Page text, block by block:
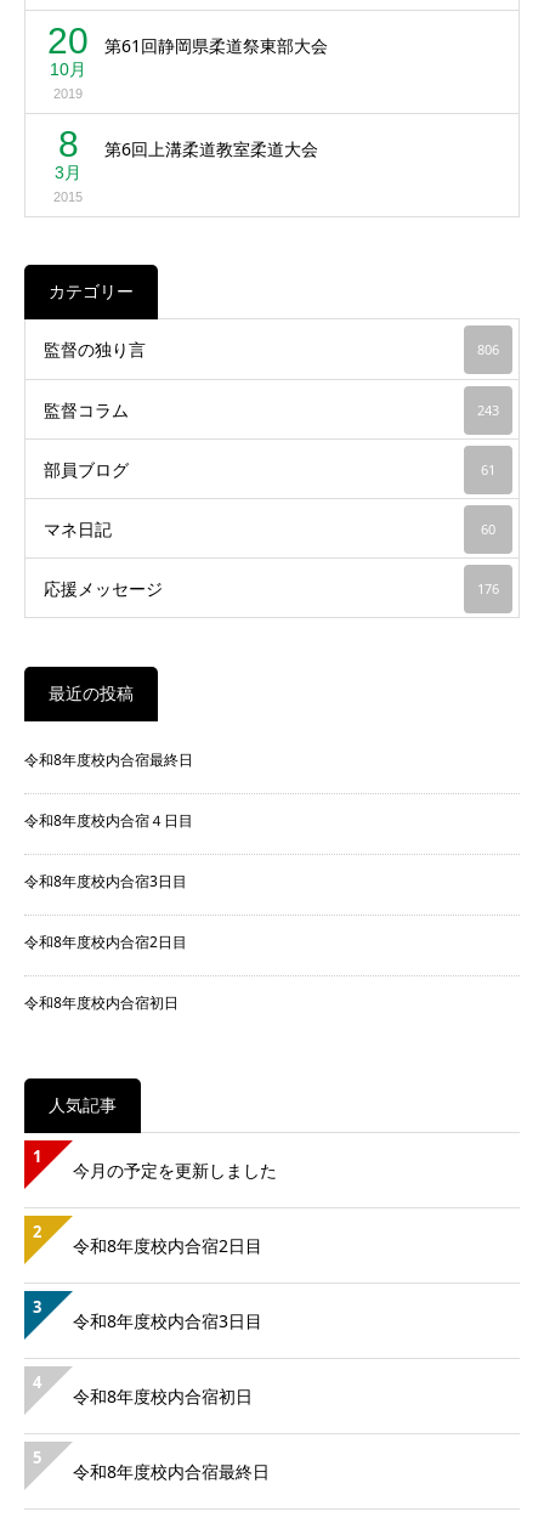
20
10月
2019
第61回静岡県柔道祭東部大会
8
3月
2015
第6回上溝柔道教室柔道大会
カテゴリー
監督の独り言 806
監督コラム 243
部員ブログ 61
マネ日記 60
応援メッセージ 176
最近の投稿
令和8年度校内合宿最終日
令和8年度校内合宿４日目
令和8年度校内合宿3日目
令和8年度校内合宿2日目
令和8年度校内合宿初日
人気記事
1
今月の予定を更新しました
2
令和8年度校内合宿2日目
3
令和8年度校内合宿3日目
4
令和8年度校内合宿初日
5
令和8年度校内合宿最終日